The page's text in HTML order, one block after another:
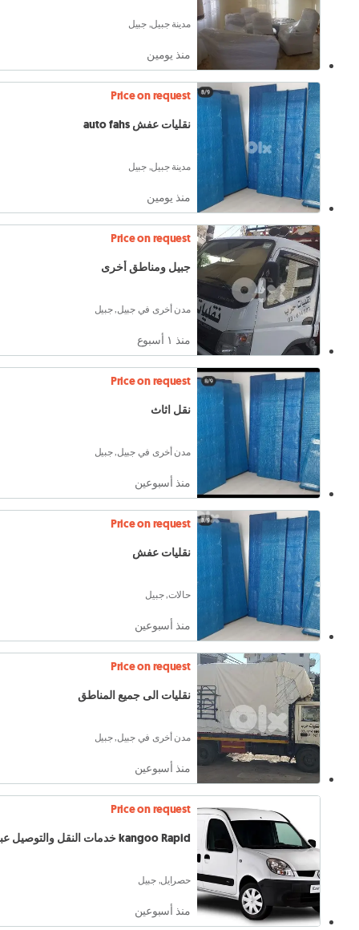
مدينة جبيل, جبيل
منذ يومين
Price on request
نقليات عفش auto fahs
مدينة جبيل, جبيل
منذ يومين
Price on request
جبيل ومناطق أخرى
مدن أخرى في جبيل, جبيل
منذ ١ أسبوع
Price on request
نقل اثاث
مدن أخرى في جبيل, جبيل
منذ أسبوعين
Price on request
نقليات عفش
حالات, جبيل
منذ أسبوعين
Price on request
نقليات الى جميع المناطق
مدن أخرى في جبيل, جبيل
منذ أسبوعين
Price on request
kangoo Rapid خدمات النقل والتوصيل عبر
حصرايل, جبيل
منذ أسبوعين